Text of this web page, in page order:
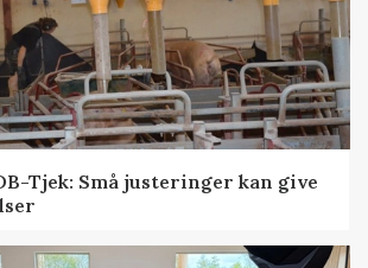
Tjek: Små justeringer kan give